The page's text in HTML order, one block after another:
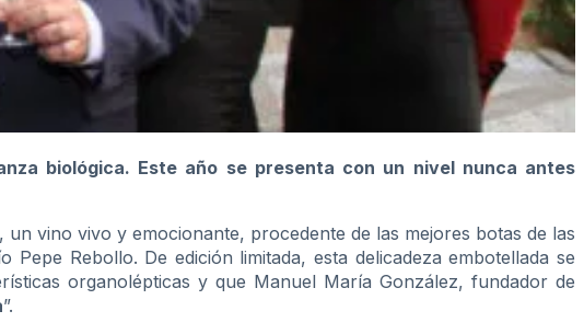
biológica. Este año se presenta con un nivel nunca antes
un vino vivo y emocionante, procedente de las mejores botas de las
Rebollo. De edición limitada, esta delicadeza embotellada se
organolépticas y que Manuel María González, fundador de
”.